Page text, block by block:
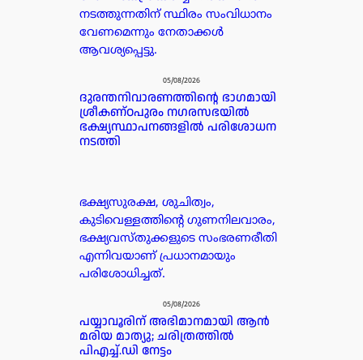
നടത്തുന്നതിന് സ്ഥിരം സംവിധാനം
വേണമെന്നും നേതാക്കൾ
ആവശ്യപ്പെട്ടു.
05/08/2026
ദുരന്തനിവാരണത്തിന്റെ ഭാഗമായി
ശ്രീകണ്ഠപുരം നഗരസഭയിൽ
ഭക്ഷ്യസ്ഥാപനങ്ങളിൽ പരിശോധന
നടത്തി
ഭക്ഷ്യസുരക്ഷ, ശുചിത്വം,
കുടിവെള്ളത്തിന്റെ ഗുണനിലവാരം,
ഭക്ഷ്യവസ്തുക്കളുടെ സംഭരണരീതി
എന്നിവയാണ് പ്രധാനമായും
പരിശോധിച്ചത്.
05/08/2026
പയ്യാവൂരിന് അഭിമാനമായി ആൻ
മരിയ മാത്യു; ചരിത്രത്തിൽ
പിഎച്ച്.ഡി നേട്ടം